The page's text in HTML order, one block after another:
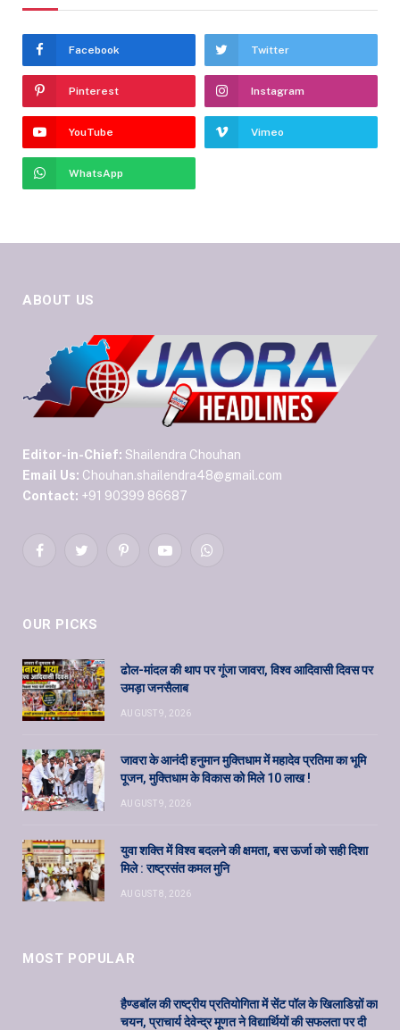
Facebook Twitter
Pinterest Instagram
YouTube Vimeo
WhatsApp
ABOUT US
Editor-in-Chief: Shailendra Chouhan
Email Us: Chouhan.shailendra48@gmail.com
Contact: +91 90399 86687
FacebookTwitterPinterestYouTubeWhatsApp
OUR PICKS
ढोल-मांदल की थाप पर गूंजा जावरा, विश्व आदिवासी दिवस पर
उमड़ा जनसैलाब
AUGUST 9, 2026
जावरा के आनंदी हनुमान मुक्तिधाम में महादेव प्रतिमा का भूमि
पूजन, मुक्तिधाम के विकास को मिले 10 लाख !
AUGUST 9, 2026
युवा शक्ति में विश्व बदलने की क्षमता, बस ऊर्जा को सही दिशा
मिले : राष्ट्रसंत कमल मुनि
AUGUST 8, 2026
MOST POPULAR
हैण्डबॉल की राष्ट्रीय प्रतियोगिता में सेंट पॉल के खिलाडिय़ों का
चयन, प्राचार्य देवेन्द्र मूणत ने विद्यार्थियों की सफलता पर दी